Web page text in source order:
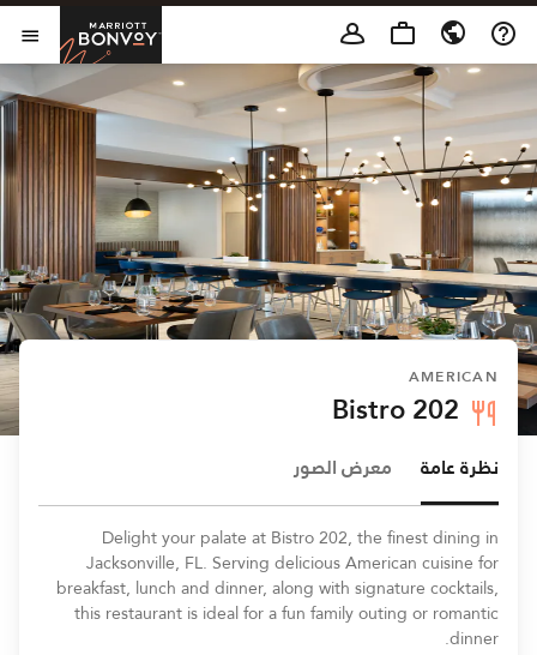
Skip to Content
AMERICAN
Bistro 202
نظرة عامة معرض الصور
Delight your palate at Bistro 202, the finest dining in
Jacksonville, FL. Serving delicious American cuisine for
breakfast, lunch and dinner, along with signature cocktails,
this restaurant is ideal for a fun family outing or romantic
dinner.